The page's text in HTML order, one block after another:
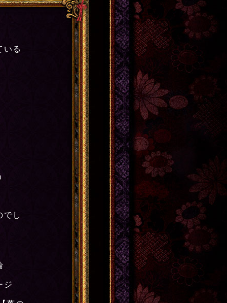
いる
でし
ジ